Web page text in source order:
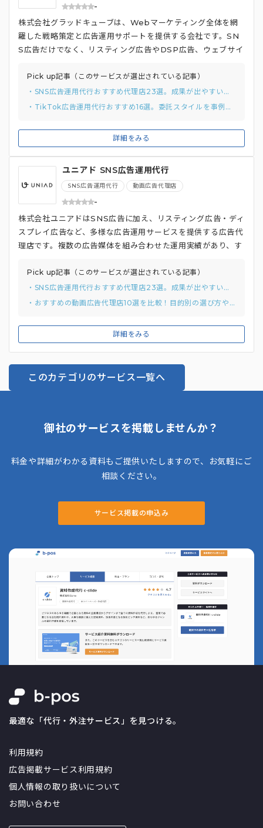
-
詳細をみる
株式会社グラッドキューブは、Webマーケティング全体を網
羅した戦略策定と広告運用サポートを提供する会社です。SN
S広告だけでなく、リスティング広告やDSP広告、ウェブサイ
からの戦略立案を得意としています。 Webサイト制作やラン
ディングページ最適化（LPO）のコンサルティングも行なって
おり、**広告からWebサイト改善まで、総合的なウェブマーケ
を統合的に捉え、全体的な視点でマーケティング戦略を立案・
実行してくれる点も強み。Google Premier Partner Awar
ds 5期連続受賞、FacebookやX （旧Twitter）の正規代理
店として認定されています。
Pick up記事（このサービスが選出されている記事）
・SNS広告運用代行おすすめ代理店23選。成果が出やすい外注費や失敗しない比較ポイント
・TikTok広告運用代行おすすめ16選。委託スタイルを事例から分類して紹介
ユニアド SNS広告運用代行
SNS広告運用代行 動画広告代理店
-
詳細をみる
株式会社ユニアドはSNS広告に加え、リスティング広告・ディ
スプレイ広告など、多様な広告運用サービスを提供する広告代
理店です。複数の広告媒体を組み合わせた運用実績があり、す
196業種の運用実績とノウハウを活かし、顧客のビジネス拡大
を支援。顧客の予算、会社規模、商材、目的に合わせて柔軟に
対応できる点も強み**です。週次・月次で、詳細なデータとグ
広告効果を多角的に把握できる透明性の高さも魅力です。
Pick up記事（このサービスが選出されている記事）
・SNS広告運用代行おすすめ代理店23選。成果が出やすい外注費や失敗しない比較ポイント
・おすすめの動画広告代理店10選を比較！目的別の選び方や費用相場を徹底解説
このカテゴリのサービス一覧へ
御社のサービスを掲載しませんか？
料金や詳細がわかる資料もご提供いたしますので、お気軽にご
相談ください。
サービス掲載の申込み
最適な「代行・外注サービス」を見つける。
利用規約
広告掲載サービス利用規約
個人情報の取り扱いについて
お問い合わせ